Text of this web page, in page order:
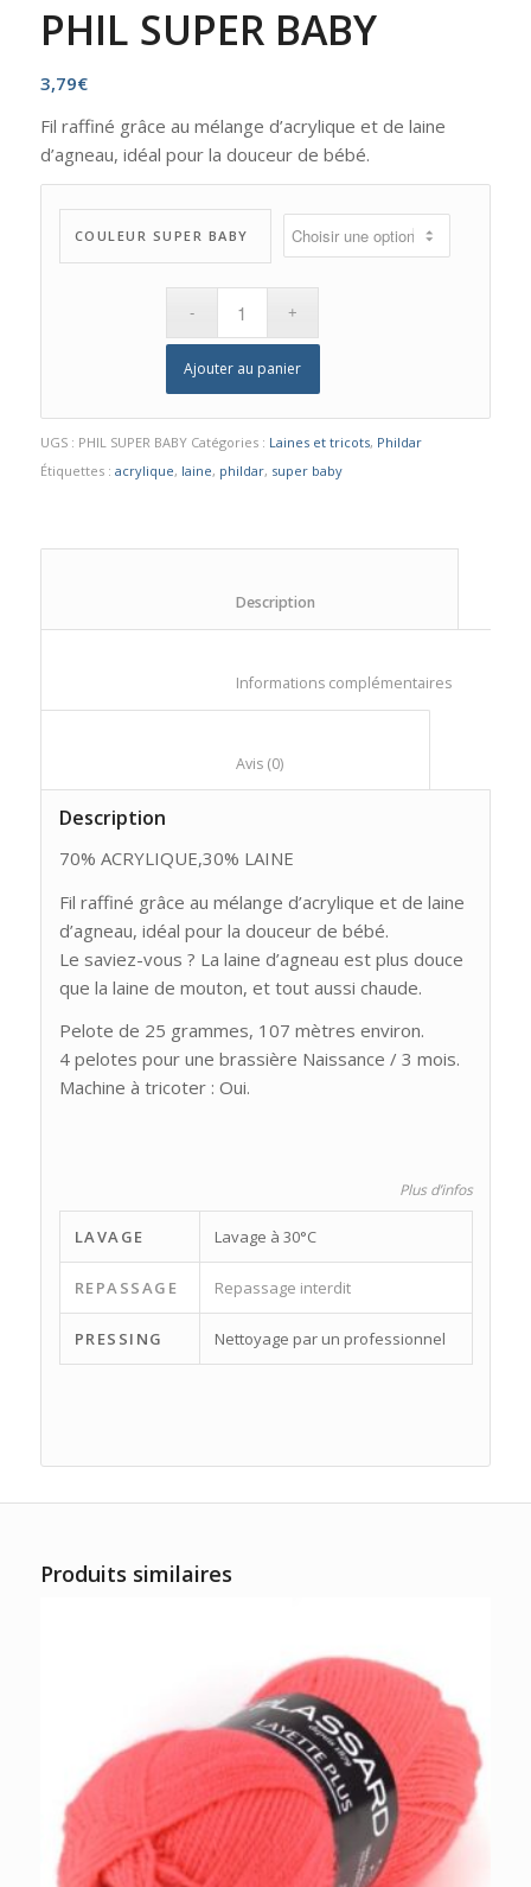
PHIL SUPER BABY
3,79€
Fil raffiné grâce au mélange d’acrylique et de laine
d’agneau, idéal pour la douceur de bébé.
COULEUR SUPER BABY
Ajouter au panier
UGS : PHIL SUPER BABY Catégories : Laines et tricots, Phildar
Étiquettes : acrylique, laine, phildar, super baby
Informations
						Avis (0)
Description
70% ACRYLIQUE,30% LAINE
Fil raffiné grâce au mélange d’acrylique et de laine
d’agneau, idéal pour la douceur de bébé.
Le saviez-vous ? La laine d’agneau est plus douce
que la laine de mouton, et tout aussi chaude.
Pelote de 25 grammes, 107 mètres environ.
4 pelotes pour une brassière Naissance / 3 mois.
Machine à tricoter : Oui.
Plus d’infos
LAVAGE Lavage à 30°C
REPASSAGE Repassage interdit
PRESSING Nettoyage par un professionnel
Produits similaires